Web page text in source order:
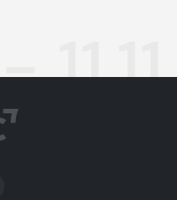
SVĚTLÝ/TMAVÝ REŽIM